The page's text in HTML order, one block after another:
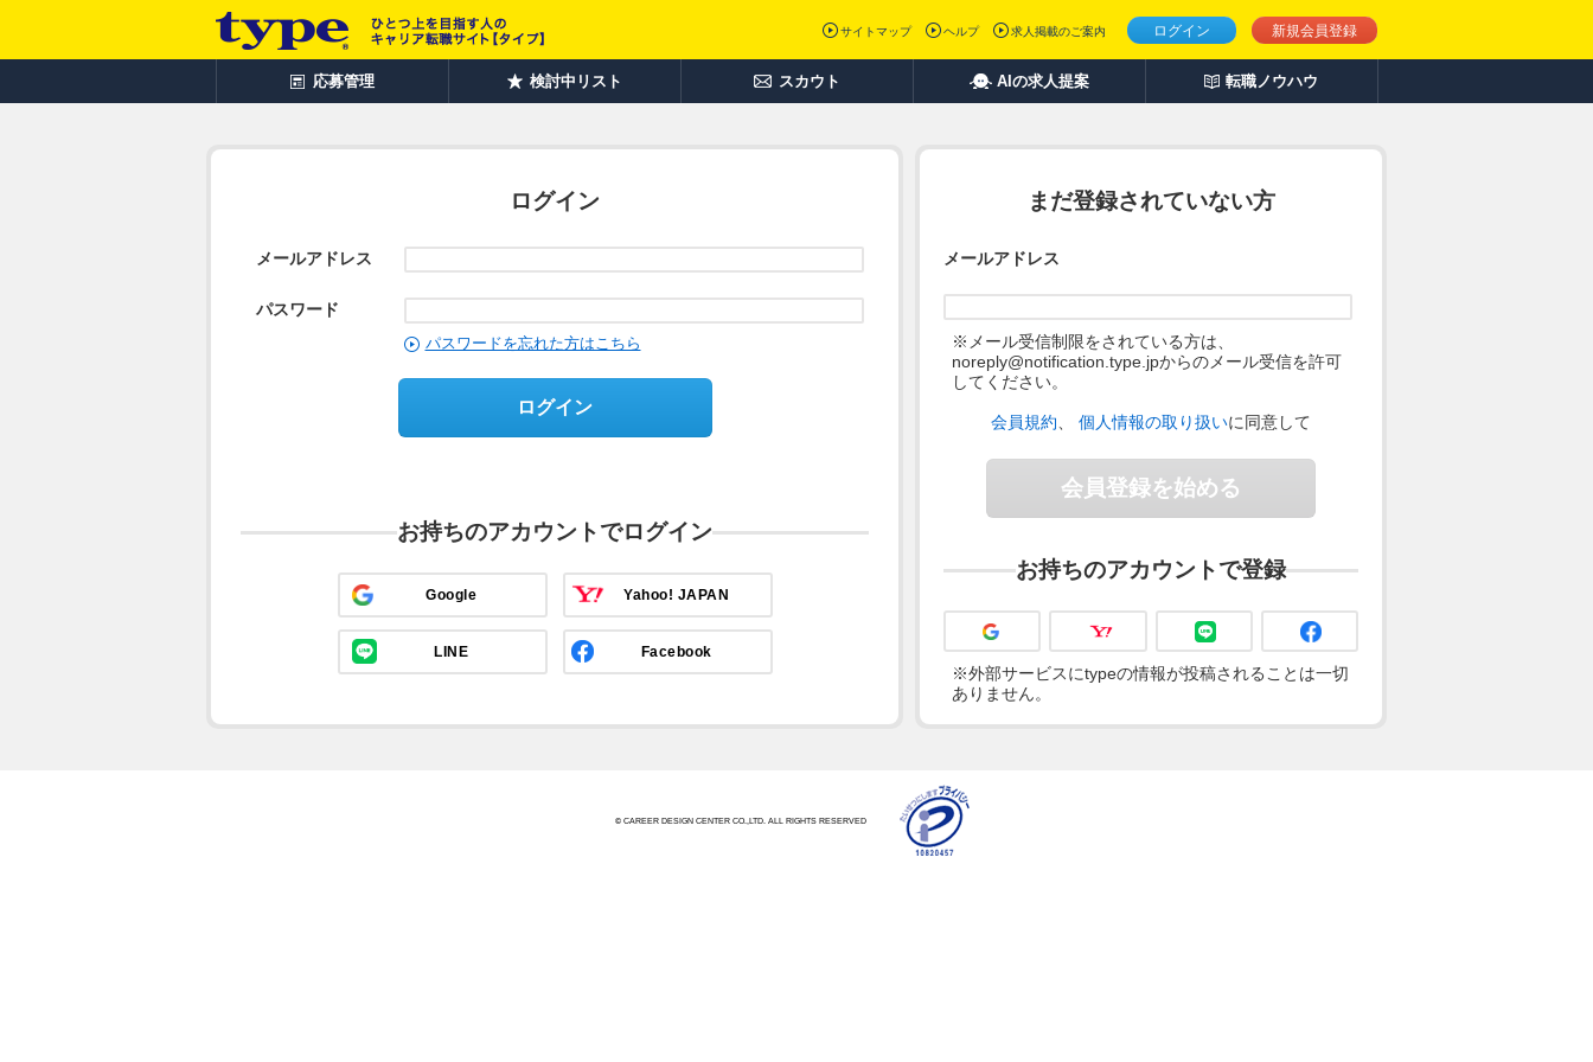
ログイン 新規会員登録
サイトマップ ヘルプ 求人掲載のご案内
応募管理 検討中リスト スカウト AIの求人提案 転職ノウハウ
ログイン
メールアドレス
パスワード
パスワードを忘れた方はこちら
ログイン
お持ちのアカウントでログイン
Google Yahoo! JAPAN
LINE Facebook
まだ登録されていない方
メールアドレス
※メール受信制限をされている方は、
noreply@notification.type.jpからのメール受信を許可
してください。
会員規約 個人情報の取り扱いに同意して
会員登録を始める
お持ちのアカウントで登録
※外部サービスにtypeの情報が投稿されることは一切
ありません。
© CAREER DESIGN CENTER CO.,LTD. ALL RIGHTS RESERVED